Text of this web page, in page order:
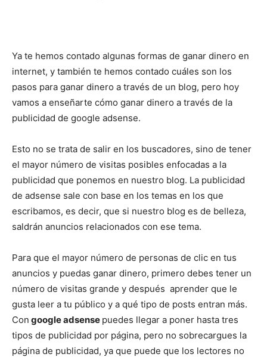
Ya te hemos contado algunas formas de ganar dinero en
internet, y también te hemos contado cuáles son los
pasos para ganar dinero a través de un blog, pero hoy
vamos a enseñarte cómo ganar dinero a través de la
publicidad de google adsense.
Esto no se trata de salir en los buscadores, sino de tener
el mayor número de visitas posibles enfocadas a la
publicidad que ponemos en nuestro blog. La publicidad
de adsense sale con base en los temas en los que
escribamos, es decir, que si nuestro blog es de belleza,
saldrán anuncios relacionados con ese tema.
Para que el mayor número de personas de clic en tus
anuncios y puedas ganar dinero, primero debes tener un
número de visitas grande y después aprender que le
gusta leer a tu público y a qué tipo de posts entran más.
Con google adsense puedes llegar a poner hasta tres
tipos de publicidad por página, pero no sobrecargues la
página de publicidad, ya que puede que los lectores no